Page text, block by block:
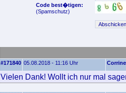
Code best�tigen:
(Spamschutz)
#171840 05.08.2018 - 11:16 Uhr Corrine
Vielen Dank! Wollt ich nur mal